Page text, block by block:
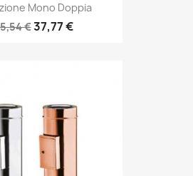
Mono Doppia
€37,77 €